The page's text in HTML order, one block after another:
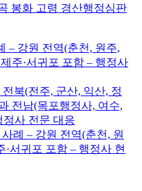
봉화 고령 경산행정심판
– 강원 전역(춘천, 원주,
주·서귀포 포함 – 행정사
북(전주, 군산, 익산, 정
전남(목포행정사, 여수,
정사 전문 대응
례 – 강원 전역(춘천, 원
서귀포 포함 – 행정사 현